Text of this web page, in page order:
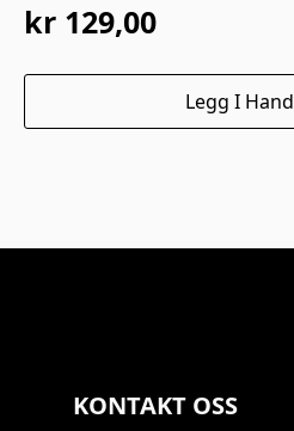
kr 129,00
Legg I
KONTAKT OSS